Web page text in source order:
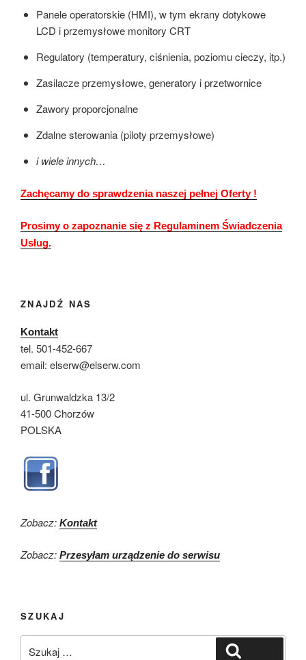
Panele operatorskie (HMI), w tym ekrany dotykowe
LCD i przemysłowe monitory CRT
Regulatory (temperatury, ciśnienia, poziomu cieczy, itp.)
Zasilacze przemysłowe, generatory i przetwornice
Zawory proporcjonalne
Zdalne sterowania (piloty przemysłowe)
i wiele innych…
Zachęcamy do sprawdzenia naszej pełnej Oferty !
Prosimy o zapoznanie się z Regulaminem Świadczenia
Usług.
ZNAJDŹ NAS
Kontakt
tel. 501-452-667
email: elserw@elserw.com
ul. Grunwaldzka 13/2
41-500 Chorzów
POLSKA
Zobacz: Kontakt
Zobacz: Przesyłam urządzenie do serwisu
SZUKAJ